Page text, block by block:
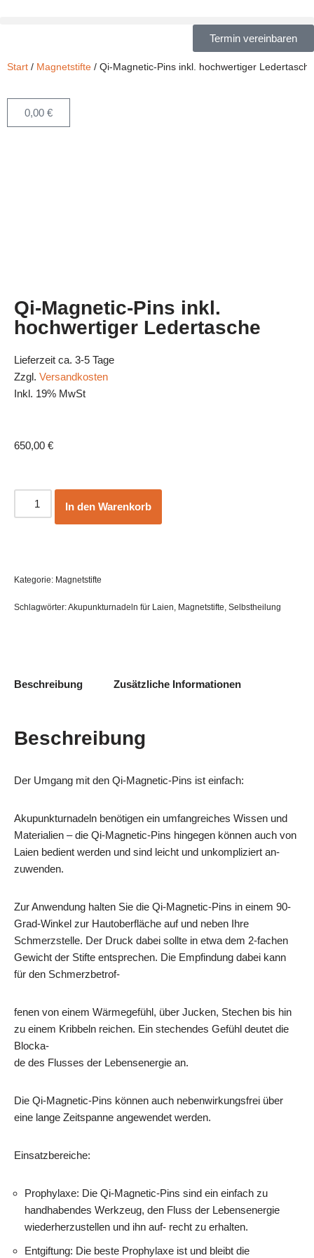
springen
Termin vereinbaren
Start / Magnetstifte / Qi-Magnetic-Pins inkl. hochwertiger Ledertasche
0,00 €
Qi-Magnetic-Pins inkl.
hochwertiger Ledertasche
Lieferzeit ca. 3-5 Tage
Zzgl. Versandkosten
Inkl. 19% MwSt
650,00 €
In den Warenkorb
Kategorie: Magnetstifte
Schlagwörter:Akupunkturnadeln für Laien, Magnetstifte, Selbstheilung
Beschreibung Zusätzliche Informationen
Beschreibung
Der Umgang mit den Qi-Magnetic-Pins ist einfach:
Akupunkturnadeln benötigen ein umfangreiches Wissen und
Materialien – die Qi-Magnetic-Pins hingegen können auch von
Laien bedient werden und sind leicht und unkompliziert an-
zuwenden.
Zur Anwendung halten Sie die Qi-Magnetic-Pins in einem 90-
Grad-Winkel zur Hautoberfläche auf und neben Ihre
Schmerzstelle. Der Druck dabei sollte in etwa dem 2-fachen
Gewicht der Stifte entsprechen. Die Empfindung dabei kann
für den Schmerzbetrof-
fenen von einem Wärmegefühl, über Jucken, Stechen bis hin
zu einem Kribbeln reichen. Ein stechendes Gefühl deutet die
Blocka-
de des Flusses der Lebensenergie an.
Die Qi-Magnetic-Pins können auch nebenwirkungsfrei über
eine lange Zeitspanne angewendet werden.
Einsatzbereiche:
Prophylaxe: Die Qi-Magnetic-Pins sind ein einfach zu
handhabendes Werkzeug, den Fluss der Lebensenergie
wiederherzustellen und ihn auf- recht zu erhalten.
Entgiftung: Die beste Prophylaxe ist und bleibt die